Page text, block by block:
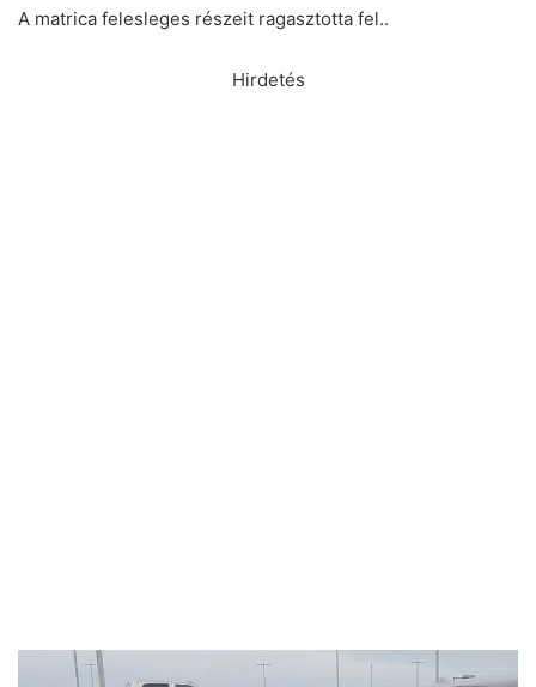
A matrica felesleges részeit ragasztotta fel..
Hirdetés